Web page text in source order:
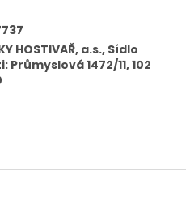
HOSTIVAŘ, a.s., Sídlo
1472/11, 102